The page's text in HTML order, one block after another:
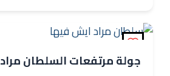
جولة مرتفعات السلطان مراد